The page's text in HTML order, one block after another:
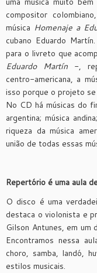
compositor
música Homenaje a
cubano Eduardo
para o livreto que
Eduardo Martín -,
centro-americana, a
isso porque o projeto
No CD há músicas do
argentina; música
riqueza da música
união de todas essas
Repertório é uma aula
O disco é uma
destaca o violonista e
Gilson Antunes, em
Encontramos nessa
choro, samba, landó,
estilos musicais.